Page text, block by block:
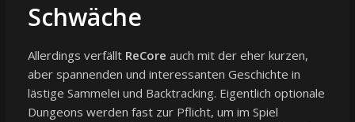
Schwäche
Allerdings verfällt ReCore auch mit der eher kurzen,
aber spannenden und interessanten Geschichte in
lästige Sammelei und Backtracking. Eigentlich optionale
Dungeons werden fast zur Pflicht, um im Spiel